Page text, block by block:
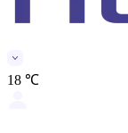
18 ℃